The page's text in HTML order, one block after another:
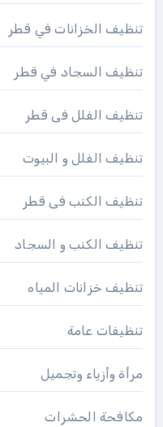
تنظيف الخزانات في قطر
تنظيف السجاد في قطر
تنظيف الفلل فى قطر
تنظيف الفلل و البيوت
تنظيف الكنب فى قطر
تنظيف الكنب و السجاد
تنظيف خزانات المياه
تنظيفات عامة
مرأة وأزياء وتجميل
مكافحة الحشرات